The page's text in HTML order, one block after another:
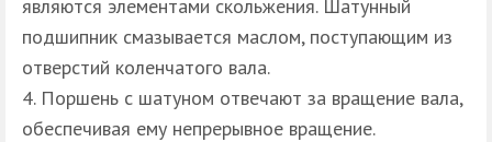
являются элементами скольжения. Шатунный
подшипник смазывается маслом, поступающим из
отверстий коленчатого вала.
Поршень с шатуном отвечают за вращение вала,
обеспечивая ему непрерывное вращение.